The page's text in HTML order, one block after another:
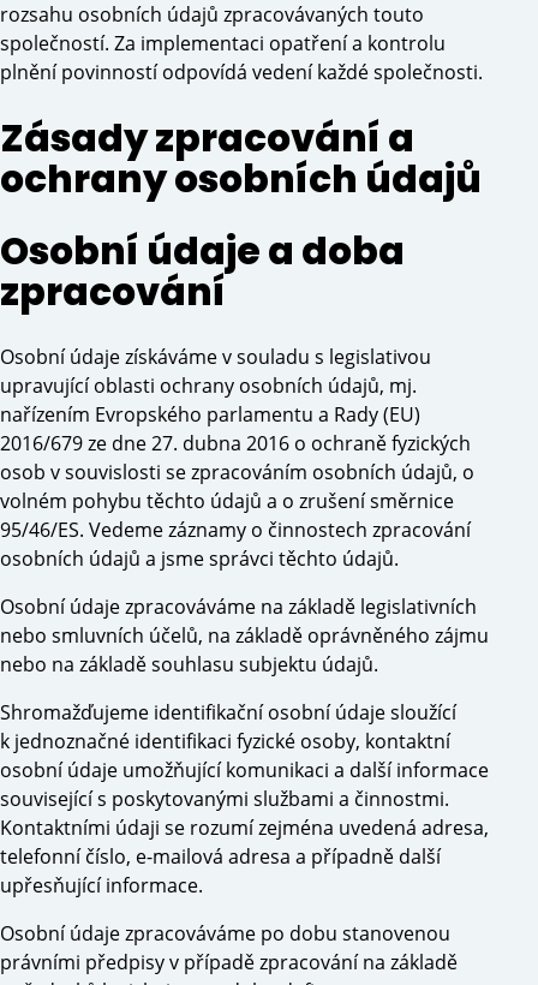
rozsahu osobních údajů zpracovávaných touto
společností. Za implementaci opatření a kontrolu
plnění povinností odpovídá vedení každé společnosti.
Zásady zpracování a
ochrany osobních údajů
Osobní údaje a doba
zpracování
Osobní údaje získáváme v souladu s legislativou
upravující oblasti ochrany osobních údajů, mj.
nařízením Evropského parlamentu a Rady (EU)
2016/679 ze dne 27. dubna 2016 o ochraně fyzických
osob v souvislosti se zpracováním osobních údajů, o
volném pohybu těchto údajů a o zrušení směrnice
95/46/ES. Vedeme záznamy o činnostech zpracování
osobních údajů a jsme správci těchto údajů.
Osobní údaje zpracováváme na základě legislativních
nebo smluvních účelů, na základě oprávněného zájmu
nebo na základě souhlasu subjektu údajů.
Shromažďujeme identifikační osobní údaje sloužící
k jednoznačné identifikaci fyzické osoby, kontaktní
osobní údaje umožňující komunikaci a další informace
související s poskytovanými službami a činnostmi.
Kontaktními údaji se rozumí zejména uvedená adresa,
telefonní číslo, e-mailová adresa a případně další
upřesňující informace.
Osobní údaje zpracováváme po dobu stanovenou
právními předpisy v případě zpracování na základě